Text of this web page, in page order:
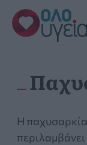
Μετάβαση
στο
περιεχόμενο
Η παχυσαρκία